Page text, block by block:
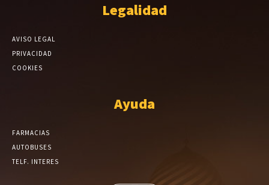
Legalidad
AVISO LEGAL
PRIVACIDAD
COOKIES
Ayuda
FARMACIAS
AUTOBUSES
TELF. INTERES